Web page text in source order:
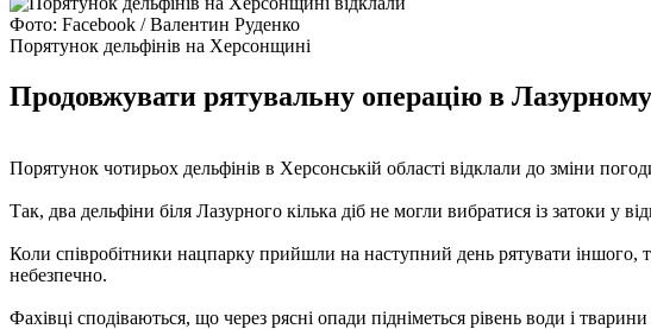
Фото: Facebook / Валентин Руденко
Порятунок дельфінів на Херсонщині
Продовжувати рятувальну операцію в
Порятунок чотирьох дельфінів в Херсонській області відклали до зміни
Так, два дельфіни біля Лазурного кілька діб не могли вибратися із затоки у
Коли співробітники нацпарку прийшли на наступний день рятувати іншого,
небезпечно.
Фахівці сподіваються, що через рясні опади підніметься рівень води і